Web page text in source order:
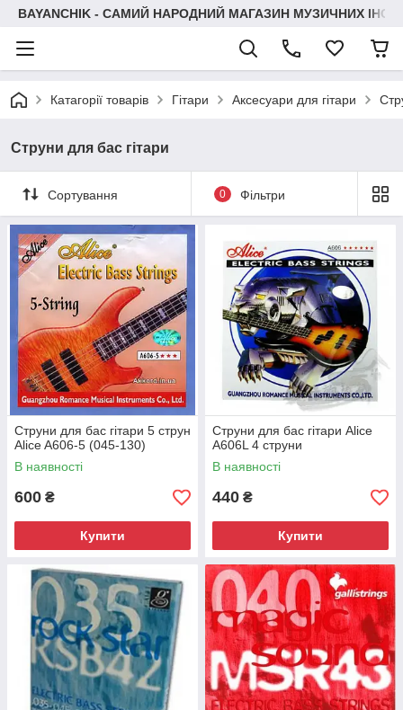
BAYANCHIK - САМИЙ НАРОДНИЙ МАГАЗИН МУЗИЧНИХ
Катагорії товарів Гітари Аксесуари для гітари
Струни для бас гітари
Сортування 0 Фільтри
Струни для бас гітари 5 струн
Alice A606-5 (045-130)
В наявності
600 ₴
Купити
Струни для бас гітари Alice
A606L 4 струни
В наявності
440 ₴
Купити